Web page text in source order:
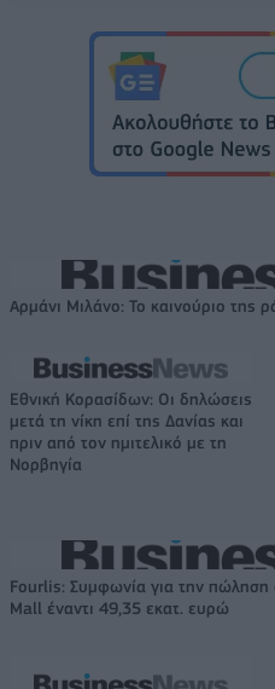
Αρμάνι Μιλάνο: Το καινούριο της
Εθνική Κορασίδων: Οι δηλώσεις
μετά τη νίκη επί της Δανίας και
πριν από τον ημιτελικό με τη
Νορβηγία
Fourlis: Συμφωνία για την
Mall έναντι 49,35 εκατ. ευρώ